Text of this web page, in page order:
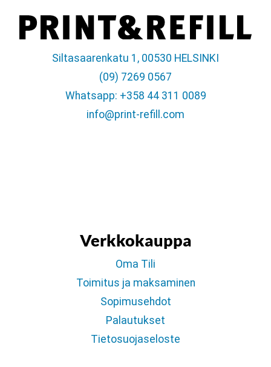
Siltasaarenkatu 1, 00530 HELSINKI
(09) 7269 0567
Whatsapp: +358 44 311 0089
info@print-refill.com
Verkkokauppa
Oma Tili
Toimitus ja maksaminen
Sopimusehdot
Palautukset
Tietosuojaseloste